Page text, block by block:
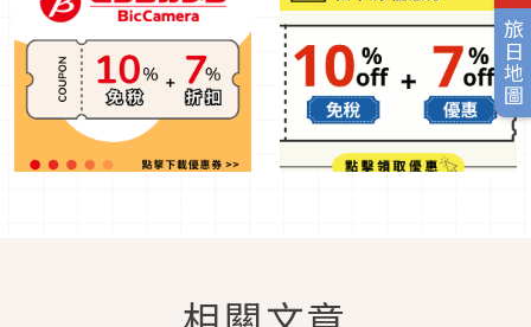
旅日地圖